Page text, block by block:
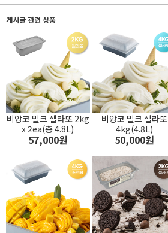
게시글 관련 상품
비앙코 밀크 젤라또 2kg
x 2ea(총 4.8L)
57,000원
비앙코 밀크 젤라또
4kg(4.8L)
50,000원